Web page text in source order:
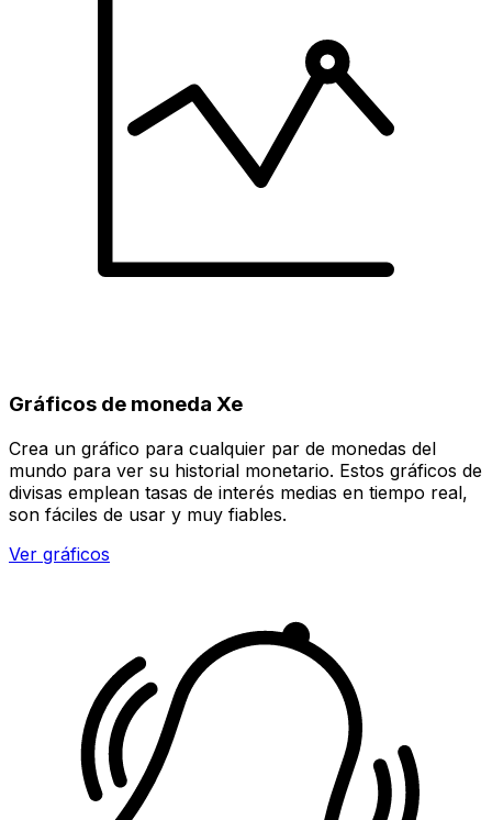
Gráficos de moneda Xe
Crea un gráfico para cualquier par de monedas del
mundo para ver su historial monetario. Estos gráficos de
divisas emplean tasas de interés medias en tiempo real,
son fáciles de usar y muy fiables.
Ver gráficos